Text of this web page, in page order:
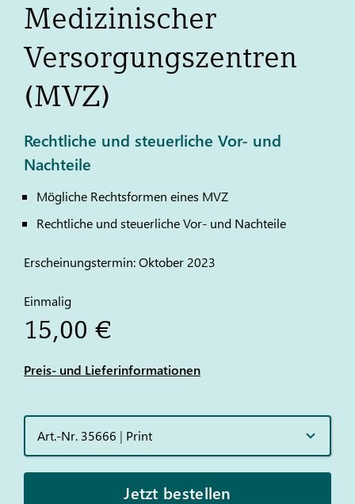
Medizinischer
Versorgungszentren
(MVZ)
Rechtliche und steuerliche Vor- und
Nachteile
Mögliche Rechtsformen eines MVZ
Rechtliche und steuerliche Vor- und Nachteile
Erscheinungstermin: Oktober 2023
Einmalig
15,00 €
Preis- und Lieferinformationen
Art.-Nr. 35666 | Print
Jetzt bestellen